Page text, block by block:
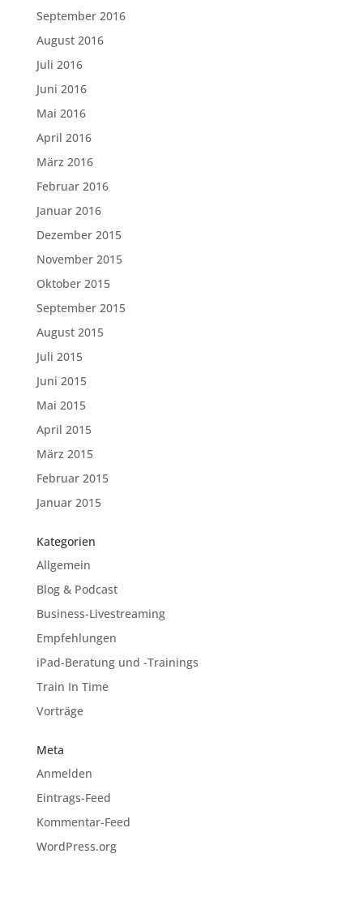
September 2016
August 2016
Juli 2016
Juni 2016
Mai 2016
April 2016
März 2016
Februar 2016
Januar 2016
Dezember 2015
November 2015
Oktober 2015
September 2015
August 2015
Juli 2015
Juni 2015
Mai 2015
April 2015
März 2015
Februar 2015
Januar 2015
Kategorien
Allgemein
Blog & Podcast
Business-Livestreaming
Empfehlungen
iPad-Beratung und -Trainings
Train In Time
Vorträge
Meta
Anmelden
Eintrags-Feed
Kommentar-Feed
WordPress.org